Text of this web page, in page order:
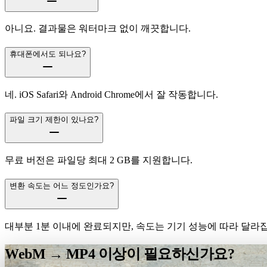
아니요. 결과물은 워터마크 없이 깨끗합니다.
휴대폰에서도 되나요?
네. iOS Safari와 Android Chrome에서 잘 작동합니다.
파일 크기 제한이 있나요?
무료 버전은 파일당 최대 2 GB를 지원합니다.
변환 속도는 어느 정도인가요?
대부분 1분 이내에 완료되지만, 속도는 기기 성능에 따라 달라
WebM → MP4 이상이 필요하신가요?